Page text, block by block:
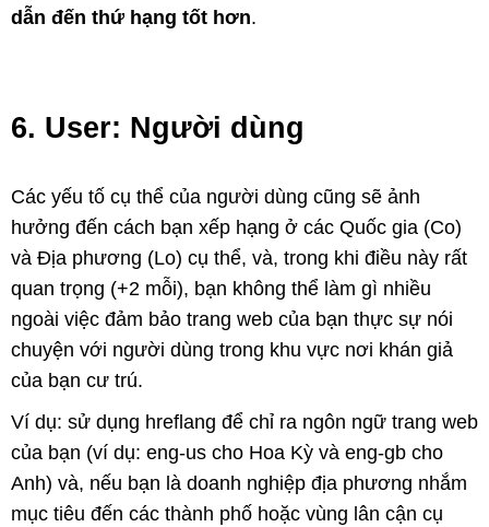
dẫn đến thứ hạng tốt hơn.
6. User: Người dùng
Các yếu tố cụ thể của người dùng cũng sẽ ảnh
hưởng đến cách bạn xếp hạng ở các Quốc gia (Co)
và Địa phương (Lo) cụ thể, và, trong khi điều này rất
quan trọng (+2 mỗi), bạn không thể làm gì nhiều
ngoài việc đảm bảo trang web của bạn thực sự nói
chuyện với người dùng trong khu vực nơi khán giả
của bạn cư trú.
Ví dụ: sử dụng hreflang để chỉ ra ngôn ngữ trang web
của bạn (ví dụ: eng-us cho Hoa Kỳ và eng-gb cho
Anh) và, nếu bạn là doanh nghiệp địa phương nhắm
mục tiêu đến các thành phố hoặc vùng lân cận cụ